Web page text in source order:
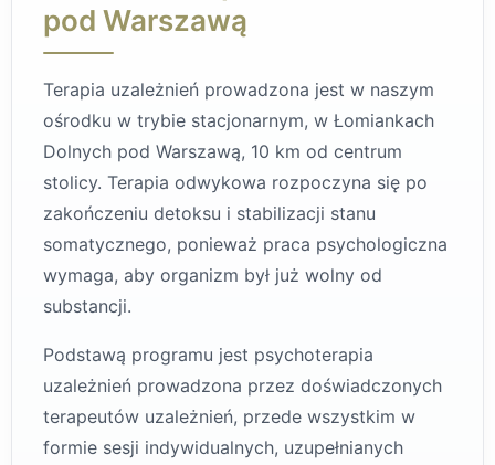
pod Warszawą
Terapia uzależnień prowadzona jest w naszym
ośrodku w trybie stacjonarnym, w Łomiankach
Dolnych pod Warszawą, 10 km od centrum
stolicy. Terapia odwykowa rozpoczyna się po
zakończeniu detoksu i stabilizacji stanu
somatycznego, ponieważ praca psychologiczna
wymaga, aby organizm był już wolny od
substancji.
Podstawą programu jest psychoterapia
uzależnień prowadzona przez doświadczonych
terapeutów uzależnień, przede wszystkim w
formie sesji indywidualnych, uzupełnianych